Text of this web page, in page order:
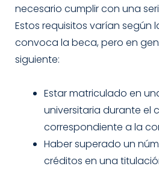
necesario cumplir con una
Estos requisitos varían según
convoca la beca, pero en
siguiente:
Estar matriculado en
universitaria durante el
correspondiente a la
Haber superado un
créditos en una